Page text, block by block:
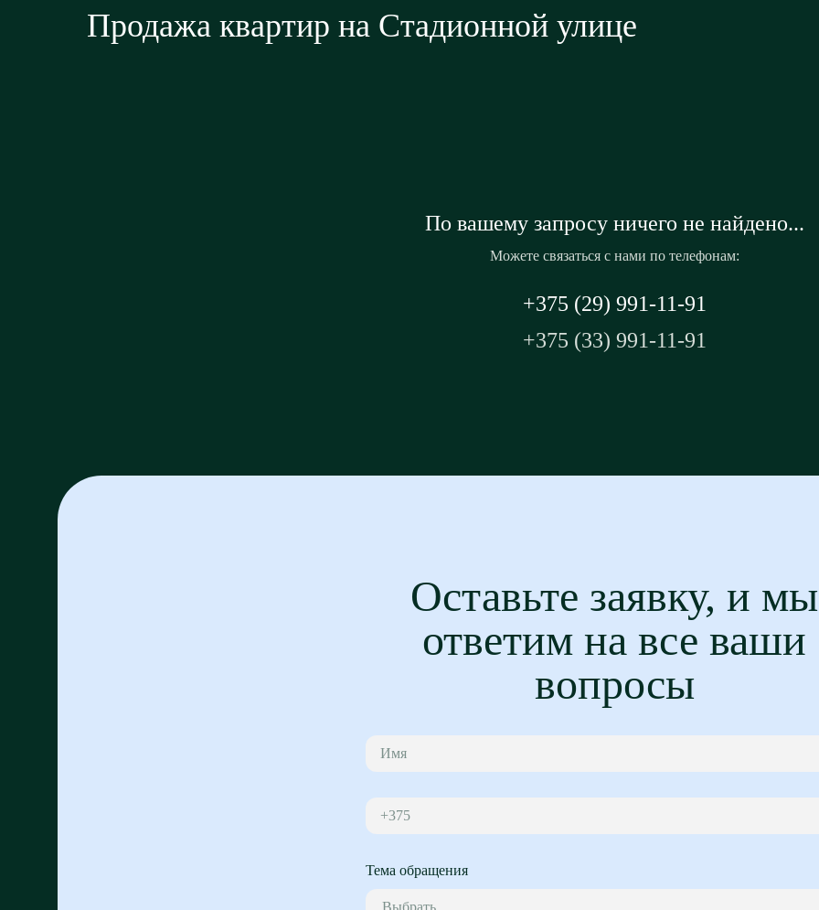
Продажа квартир на Стадионной улице
По вашему запросу ничего не найдено...
Можете связаться с нами по телефонам:
+375 (29) 991-11-91
+375 (33) 991-11-91
Оставьте заявку, и мы
ответим на все ваши
вопросы
+375
Тема обращения
Выбрать